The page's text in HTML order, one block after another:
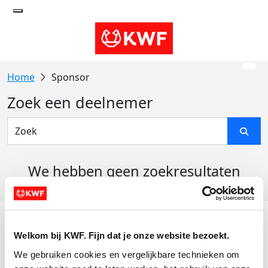
Welkom bij KWF. Fijn dat je onze website bezoekt.
We gebruiken cookies en vergelijkbare technieken om
Sponsor
Zoek een deelnemer
We hebben geen zoekresultaten
Actiematerialen
Evenementen